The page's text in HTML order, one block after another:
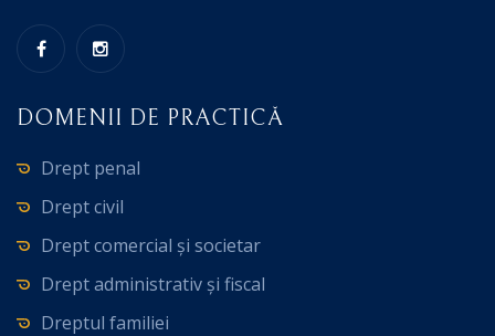
DOMENII DE PRACTICĂ
Drept penal
Drept civil
Drept comercial și societar
Drept administrativ și fiscal
Dreptul familiei